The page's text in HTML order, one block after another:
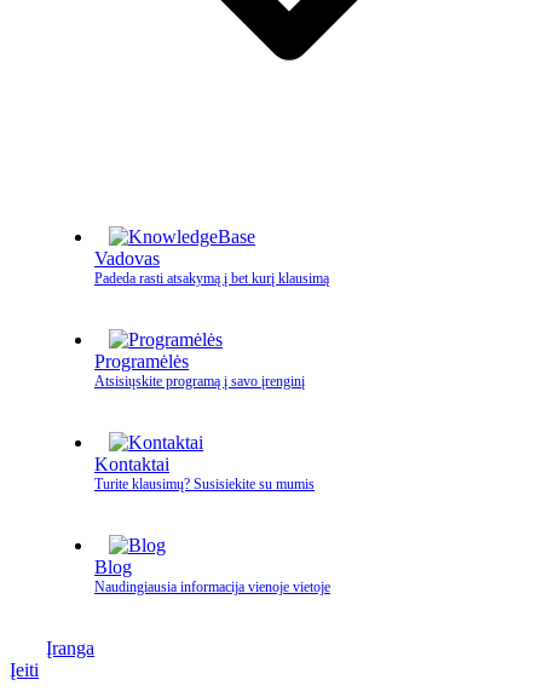
Vadovas
Padeda rasti atsakymą į bet kurį klausimą
Programėlės
Atsisiųskite programą į savo įrenginį
Kontaktai
Turite klausimų? Susisiekite su mumis
Blog
Naudingiausia informacija vienoje vietoje
Įranga
Įeiti